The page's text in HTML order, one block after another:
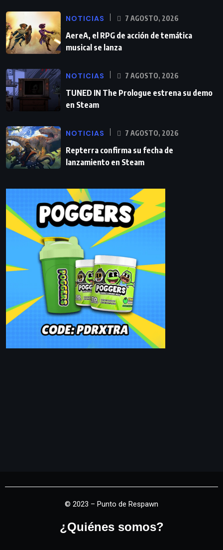
NOTICIAS 7 AGOSTO, 2026
AereA, el RPG de acción de temática
musical se lanza
NOTICIAS 7 AGOSTO, 2026
TUNED IN The Prologue estrena su demo
en Steam
NOTICIAS 7 AGOSTO, 2026
Repterra confirma su fecha de
lanzamiento en Steam
© 2023 – Punto de Respawn
¿Quiénes somos?